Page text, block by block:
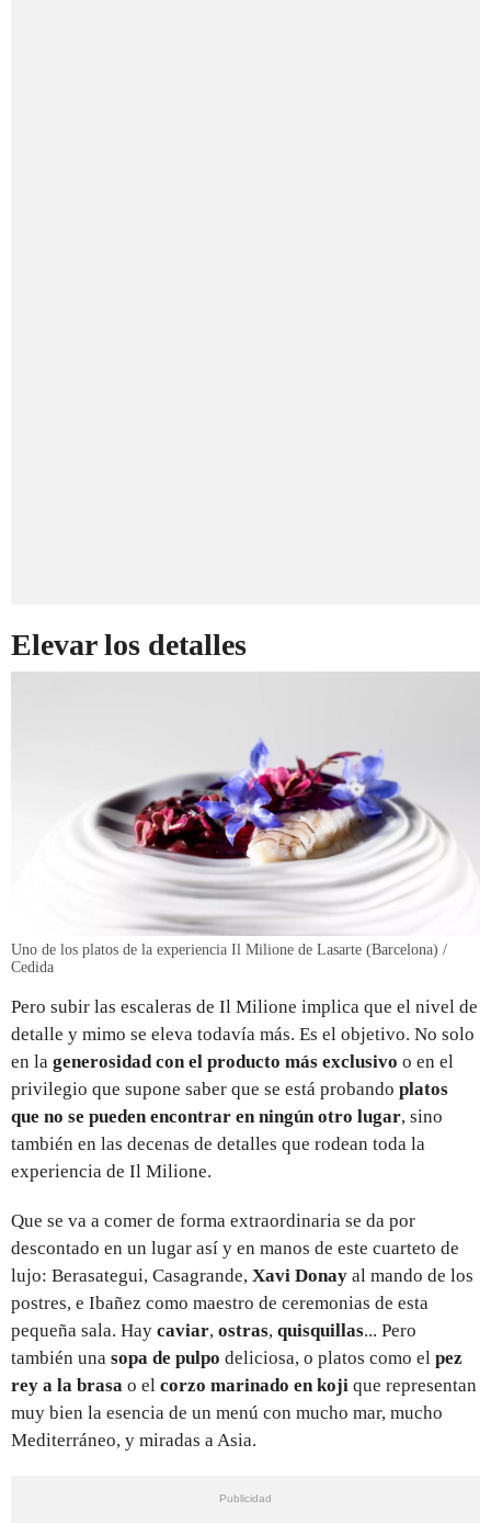
Elevar los detalles
Uno de los platos de la experiencia Il Milione de Lasarte (Barcelona) /
Cedida
Pero subir las escaleras de Il Milione implica que el nivel de
detalle y mimo se eleva todavía más. Es el objetivo. No solo
en la generosidad con el producto más exclusivo o en el
privilegio que supone saber que se está probando platos
que no se pueden encontrar en ningún otro lugar, sino
también en las decenas de detalles que rodean toda la
experiencia de Il Milione.
Que se va a comer de forma extraordinaria se da por
descontado en un lugar así y en manos de este cuarteto de
lujo: Berasategui, Casagrande, Xavi Donay al mando de los
postres, e Ibañez como maestro de ceremonias de esta
pequeña sala. Hay caviar, ostras, quisquillas... Pero
también una sopa de pulpo deliciosa, o platos como el pez
rey a la brasa o el corzo marinado en koji que representan
muy bien la esencia de un menú con mucho mar, mucho
Mediterráneo, y miradas a Asia.